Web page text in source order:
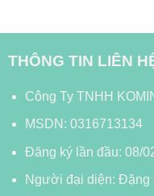
THÔNG TIN LIÊN
Công Ty TNHH
MSDN: 0316713134
Đăng ký lần đầu: 08/
Người đại diện: Đặng